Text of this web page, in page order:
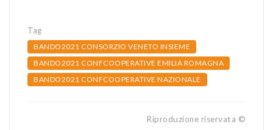
Tag
BANDO2021 CONSORZIO VENETO INSIEME
BANDO2021 CONFCOOPERATIVE EMILIA ROMAGNA
BANDO2021 CONFCOOPERATIVE NAZIONALE
Riproduzione riservata ©